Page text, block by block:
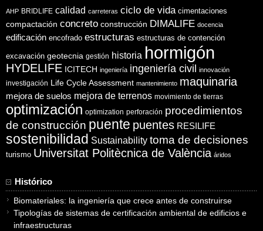
AHP BRIDLIFE calidad carreteras ciclo de vida cimentaciones
compactación concreto construcción DIMALIFE docencia
edificación encofrado estructuras estructuras de contención
excavación geotecnia gestión historia hormigón
HYDELIFE ICITECH ingeniería ingeniería civil innovación
investigación Life Cycle Assessment mantenimiento maquinaria
mejora de suelos mejora de terrenos movimiento de tierras
optimización optimization perforación procedimientos
de construcción puente puentes RESILIFE
sostenibilidad Sustainability toma de decisiones
turismo Universitat Politècnica de València áridos
Histórico
Biomateriales: la ingeniería que crece antes de construirse
Tipologías de sistemas de certificación ambiental de edificios e
infraestructuras